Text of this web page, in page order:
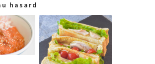
hasard